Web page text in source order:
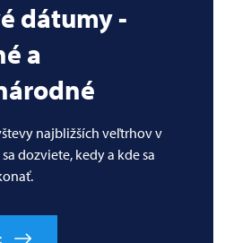
dátumy -
a
najbližších veľtrhov v
dozviete, kedy a kde sa